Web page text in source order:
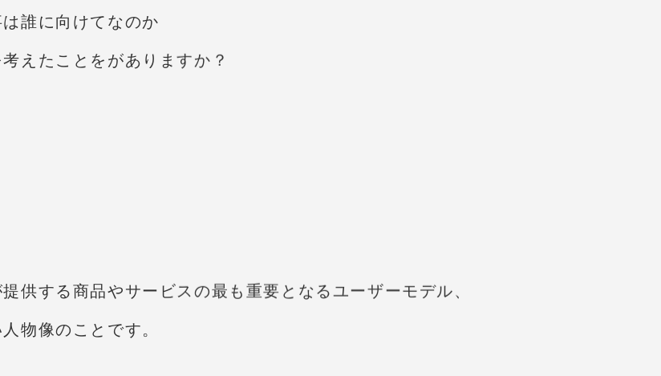
誰に向けてなのか
えたことをがありますか？
供する商品やサービスの最も重要となるユーザーモデル、
物像のことです。